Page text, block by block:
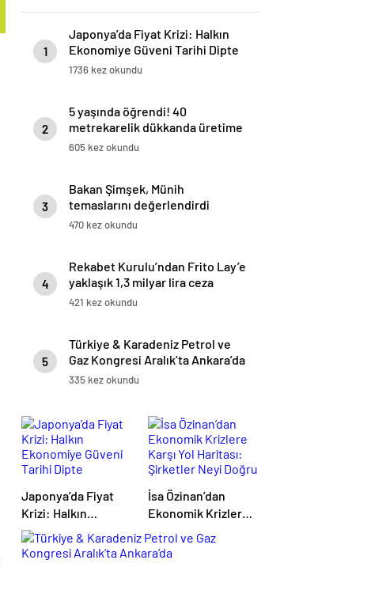
1
Japonya’da Fiyat Krizi: Halkın
Ekonomiye Güveni Tarihi Dipte
1736 kez okundu
2
5 yaşında öğrendi! 40
metrekarelik dükkanda üretime
başladı: ‘Amerika’dan bile
605 kez okundu
3
Bakan Şimşek, Münih
temaslarını değerlendirdi
470 kez okundu
4
Rekabet Kurulu’ndan Frito Lay’e
yaklaşık 1,3 milyar lira ceza
421 kez okundu
5
Türkiye & Karadeniz Petrol ve
Gaz Kongresi Aralık’ta Ankara’da
335 kez okundu
Japonya’da Fiyat
Krizi: Halkın
Ekonomiye Güveni
Tarihi Dipte
İsa Özinan’dan
Ekonomik Krizlere
Karşı Yol Haritası:
Şirketler Neyi